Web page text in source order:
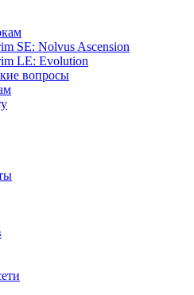
SE: Nolvus Ascension
LE: Evolution
вопросы